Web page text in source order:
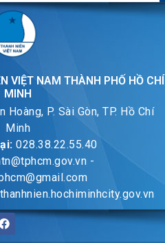
VIỆT NAM THÀNH PHỐ HỒ CHÍ
MINH
Hoàng, P. Sài Gòn, TP. Hồ Chí
Minh
028.38.22.55.40
-